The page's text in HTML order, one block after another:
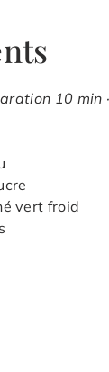
10 min
vert froid